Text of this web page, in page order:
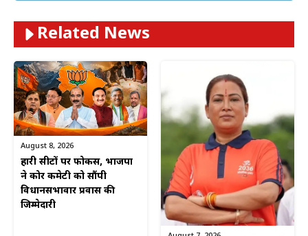
Related News
August 8, 2026
हारी सीटों पर फोकस, भाजपा
ने कोर कमेटी को सौंपी
विधानसभावार प्रवास की
जिम्मेदारी